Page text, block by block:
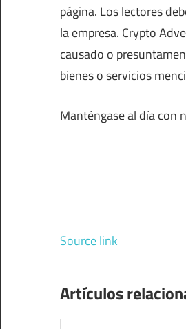
página. Los lectores
la empresa. Crypto
causado o
bienes o servicios
Manténgase al día con
Source link
Artículos